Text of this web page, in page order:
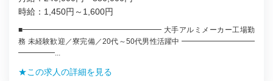
時給：1,450円～1,600円
■━━━━━━━━━━━━━━━━━━━ 大手アルミメーカー工場勤
務 未経験歓迎／寮完備／20代～50代男性活躍中 ━━━━━━━━━━
━━━━━...
★この求人の詳細を見る